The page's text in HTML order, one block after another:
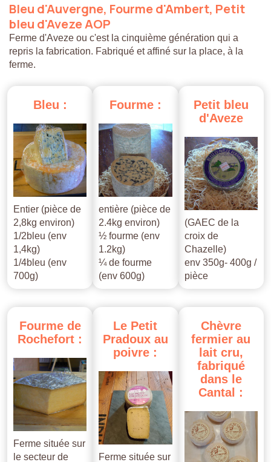
Bleu d'Auvergne, Fourmed'Ambert, Petit
bleu d'AvezeAOP
Ferme d'Aveze ou c'est la cinquième génération qui a
repris la fabrication. Fabriqué et affiné sur la place, à la
ferme.
Bleu :
Entier (pièce de
2,8kg environ)
1/2bleu (env
1,4kg)
1/4bleu (env
700g)
Fourme :
entière (pièce de
2.4kg environ)
½ fourme (env
1.2kg)
¼ de fourme
(env 600g)
Petit bleu
d'Aveze
(GAEC de la
croix de
Chazelle)
env 350g- 400g /
pièce
Fourme de
Rochefort :
Ferme située sur
le secteur de
Le Petit
Pradoux au
poivre :
Ferme située sur
Chèvre
fermier au
lait cru,
fabriqué
dans le
Cantal :